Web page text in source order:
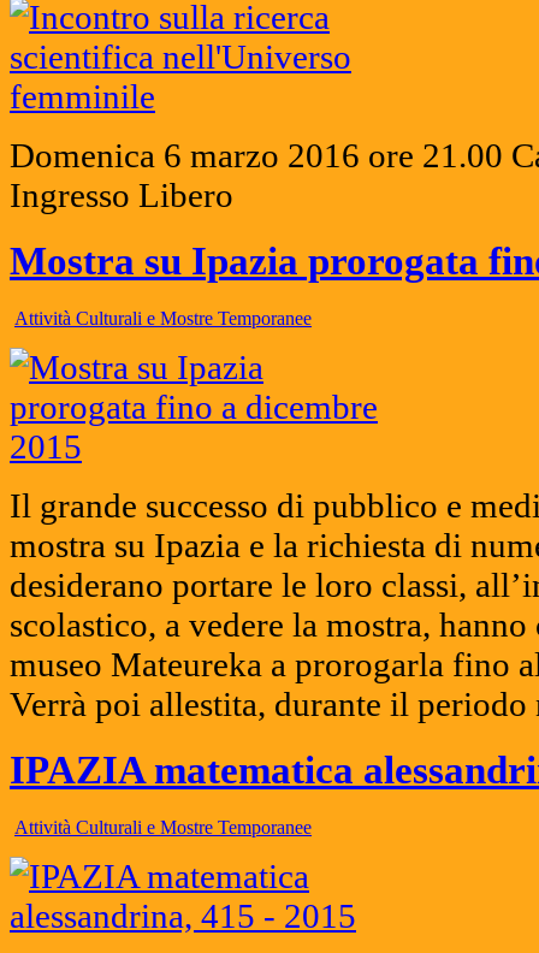
Domenica 6 marzo 2016 ore 21.00
Ingresso Libero
Mostra su Ipazia prorogata
Attività Culturali e Mostre Temporanee
Il grande successo di pubblico e
mostra su Ipazia e la richiesta di
desiderano portare le loro classi,
scolastico, a vedere la mostra,
museo Mateureka a prorogarla fino
Verrà poi allestita, durante il
IPAZIA matematica
Attività Culturali e Mostre Temporanee